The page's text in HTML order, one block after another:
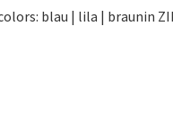
blau | lila | braunin ZIP